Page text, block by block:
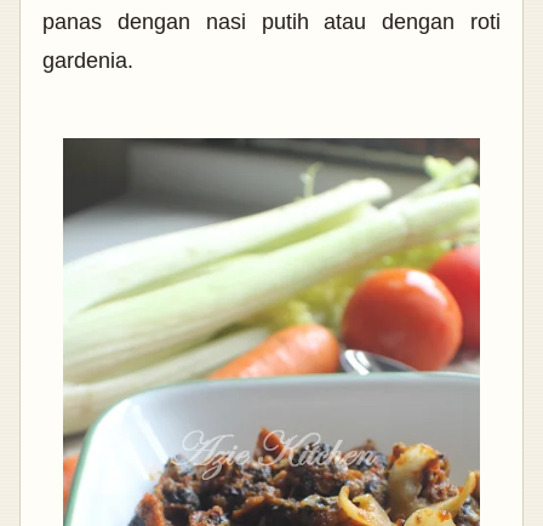
panas dengan nasi putih atau dengan roti
gardenia.